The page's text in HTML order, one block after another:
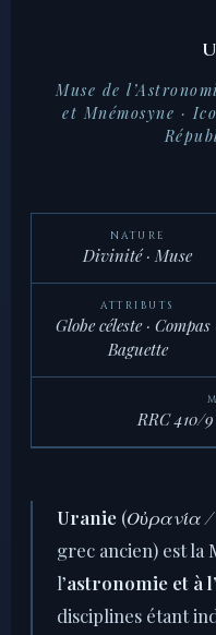
Muse de
et Mnémosyne ·
NATURE
Divinité · Muse
ATTRIBUTS
Globe céleste · Compas
Baguette
RRC 410/
Uranie (Οὐρανία
grec ancien) est la
l’astronomie et à
disciplines étant